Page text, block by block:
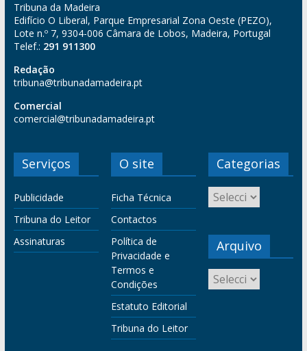
Tribuna da Madeira
Edifício O Liberal, Parque Empresarial Zona Oeste (PEZO),
Lote n.º 7, 9304-006 Câmara de Lobos, Madeira, Portugal
Telef.: 291 911300
Redação
tribuna@tribunadamadeira.pt
Comercial
comercial@tribunadamadeira.pt
Serviços
Publicidade
Tribuna do Leitor
Assinaturas
O site
Ficha Técnica
Contactos
Política de
Privacidade e
Termos e
Condições
Estatuto Editorial
Tribuna do Leitor
Categorias
Arquivo